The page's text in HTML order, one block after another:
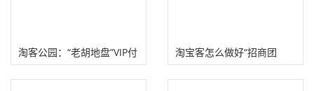
淘客公园：“老胡地盘”VIP付
费社群！
淘宝客怎么做好“招商团
长”？